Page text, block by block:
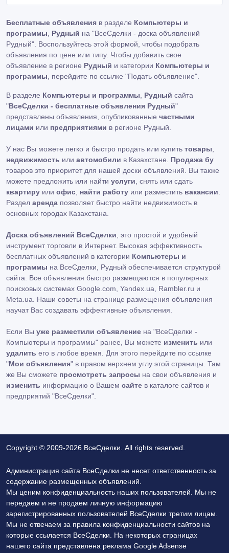
Бесплатные объявления в разделе Компьютеры и
программы
Рудный на "ВсеСделки - доска объявлений
Рудный". Воспользуйтесь этой формой, чтобы подобрать
объявления по цене или типу. Чтобы добавить свое
объявление в регионе Рудный и категории Компьютеры и
программы , перейдите по ссылке "Подать объявление"
В разделе Компьютеры и программы Рудный сайта
"ВсеСделки - бесплатные объявления Рудный"
представлены объявления, опубликованные частными
лицами или предприятиями в регионе Рудный.
У нас Вы можете легко и быстро продать или купить товары
недвижимость или автомобили в Казахстане. Продажа бу
товаров это приоритет для нашей доски объявлений. Вы также
можете предложить или найти услуги , снять или сдать
квартиру или офис найти работу или разместить вакансии
Раздел аренда позволяет быстро найти недвижимость в
основных городах Казахстана.
Доска объявлений ВсеСделки , это простой и удобный
инструмент торговли в Интернет. Высокая эффективность
бесплатных объявлений в категории Компьютеры и
программы на ВсеСделки, Рудный обеспечивается структурой
сайта. Все объявления быстро размещаются в популярных
поисковых системах Google.com, Yandex.ua, Rambler.ru и
Meta.ua. Наши советы на странице размещения объявления
научат Вас создавать эффективные объявления.
Если Вы уже разместили объявление на "ВсеСделки -
Компьютеры и программы" ранее, Вы можете изменить или
удалить его в любое время. Для этого перейдите по ссылке
"Мои объявления" в правом верхнем углу этой страницы. Там
же Вы сможете просмотреть запросы на свои объявления и
изменить информацию о Вашем сайте в каталоге сайтов и
предприятий "ВсеСделки".
Copyright © 2009-2026 ВсеСделки. All rights reserved.
Администрация сайта ВсеСделки не несет ответственность за
содержание размещенных объявлений.
Мы ценим конфиденциальность наших пользователей. Мы не
передаем и не продаем личную информацию
зарегистрированных пользователей ВсеСделки третим лицам.
Мы не отвечаем за правила конфиденциальности сайтов на
которые ссылается ВсеСделки. На некоторых страницах
нашего сайта представлена реклама Google Adsense